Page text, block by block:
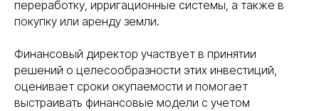
переработку, ирригационные системы, а также в
покупку или аренду земли.
Финансовый директор участвует в принятии
решений о целесообразности этих инвестиций,
оценивает сроки окупаемости и помогает
выстраивать финансовые модели с учетом